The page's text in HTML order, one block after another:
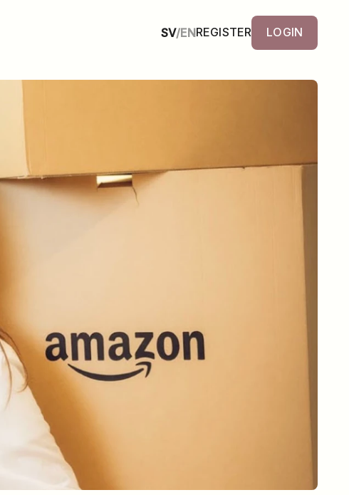
SV/ENREGISTER LOGIN